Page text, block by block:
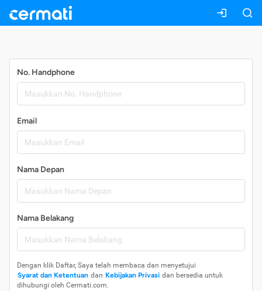
No. Handphone
Email
Nama Depan
Nama Belakang
Dengan klik Daftar, Saya telah membaca dan menyetujui
Syarat dan Ketentuan dan Kebijakan Privasi dan bersedia untuk
dihubungi oleh Cermati.com.